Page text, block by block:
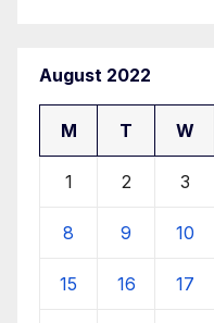
August 2022
M T W
1 2 3
8 9 10
15 16 17